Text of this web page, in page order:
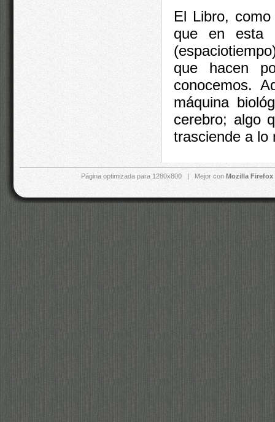
El Libro,
que en esta
que hacen
conocemos.
máquina
cerebro; algo
trasciende a lo
Página optimizada para 1280x800 | Mejor con Mozilla Firefox